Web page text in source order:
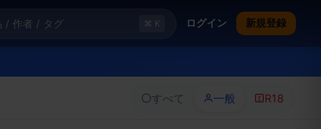
⌘ K ログイン 新規登録
すべて 一般 R18